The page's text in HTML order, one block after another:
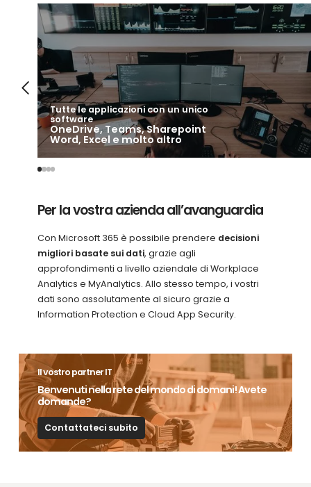
Tutte le applicazioni con un unico
software
OneDrive, Teams, Sharepoint
Word, Excel e molto altro
Per la vostra azienda all’avanguardia
Con Microsoft 365 è possibile prendere decisioni
migliori basate sui dati, grazie agli
approfondimenti a livello aziendale di Workplace
Analytics e MyAnalytics. Allo stesso tempo, i vostri
dati sono assolutamente al sicuro grazie a
Information Protection e Cloud App Security.
Il vostro partner IT
Benvenuti nella rete del mondo di domani! Avete
domande?
Contattateci subito